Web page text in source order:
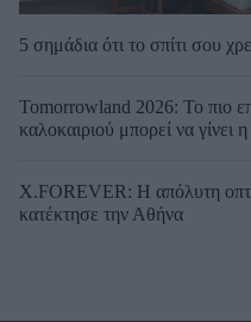
5 σημάδια ότι το σπίτι σου
Tomorrowland 2026: Το πιο
καλοκαιριού μπορεί να γίνει
X.FOREVER: Η απόλυτη
κατέκτησε την Αθήνα